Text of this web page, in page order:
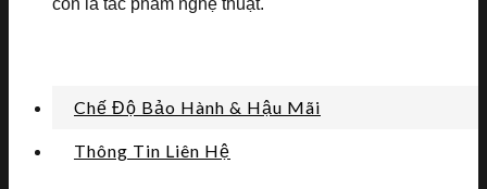
còn là tác phẩm nghệ thuật.
Chế Độ Bảo Hành & Hậu Mãi
Thông Tin Liên Hệ